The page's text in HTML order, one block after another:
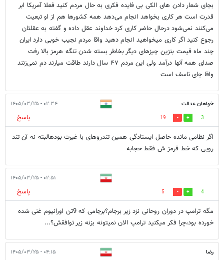
بجای شعار دادن های الکی بی فایده فکری به حال مردم کنید فعلا آمریکا ابر
قدرت است هر کاری بخواهد انجام می‌دهد همه کشورها هم از او تبعیت
می‌کنند نمی‌شود درحال حاضر کاری کرد خداوند عقل داده و گفته به عقلتان
رجوع کنید اگر کاری میخواهید انجام دهید واقا مردم نجیب خوبی دارد ایران
چند ماه قیمت بنزین چیزهای دیگر بخاطر بسته شدن تنگه هرمز بالا رفت
صدای همه آنها درآمد ولی این مردم ۴۷ سال دارند طاقت میارند دم نمی‌زنند
واقا جای تاسف است
خواهان عدالت ۰۲:۳۴ - ۱۴۰۵/۰۳/۲۵
3
19
پاسخ
اگر نظامی مانده حاصل ایستادگی همین تندروهای با غیرت بودهالبته نه آن تند
رویی که خط قرمز ش فقط حجابه
۰۲:۵۱ - ۱۴۰۵/۰۳/۲۵
4
5
پاسخ
مگه ترامپ در دوران روحانی نزد زیر برجام؟برجامی که 9تن اورانیوم غنی شده
خورده بود،چرا فکر میکنید ترامپ الان نمیتونه بزنه زیر توافقش؟...
رضا ۰۴:۱۵ - ۱۴۰۵/۰۳/۲۵